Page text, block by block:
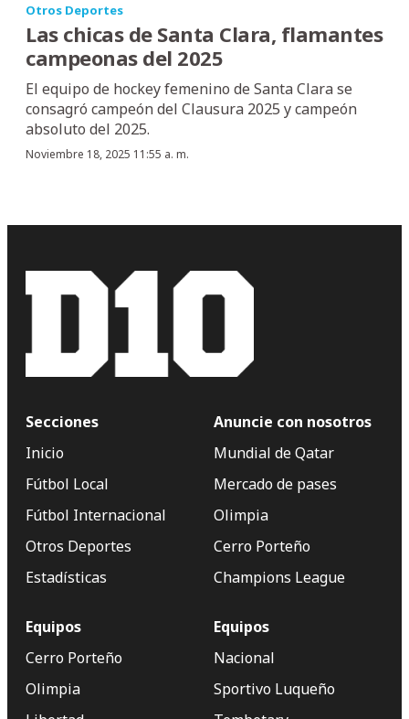
Otros Deportes
Las chicas de Santa Clara, flamantes
campeonas del 2025
El equipo de hockey femenino de Santa Clara se
consagró campeón del Clausura 2025 y campeón
absoluto del 2025.
Noviembre 18, 2025 11:55 a. m.
Secciones
Inicio
Fútbol Local
Fútbol Internacional
Otros Deportes
Estadísticas
Anuncie con nosotros
Mundial de Qatar
Mercado de pases
Olimpia
Cerro Porteño
Champions League
Equipos
Cerro Porteño
Olimpia
Equipos
Nacional
Sportivo Luqueño